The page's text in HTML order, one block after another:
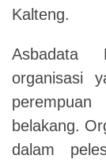
Kalteng.
Asbadata
organisasi
belakang.
dalam